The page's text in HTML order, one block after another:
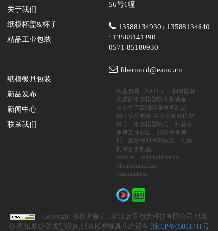
关于我们
纸模杯盖&杯子
精品工业包装
纸模餐具包装
新品发布
新闻中心
联系我们
56号6幢
13588134930 ; 13588134640
; 13588141390
0571-85180930
fibermold@eamc.cn
欧亚包装（EAPC），拥有国际
先进的纸浆模塑技术和装备，
专业生产高端纸浆模塑制品。
如：饮品包装-两面光纸浆模塑
杯子、纸浆模塑杯盖、精品小
角度工业包装、纸浆模塑酒
托、纸浆模塑医药包装、蛋糕
托等各类制品。
eamc.cn
pulpmold.net.cn
fibermolding.com
pulpmould.cn
Copyright 版权所有©：浙江欧亚包装科技有限公司|纸浆
模塑,纸浆模塑成型设备,纸浆模塑餐具生产设备 浙ICP备05081711号